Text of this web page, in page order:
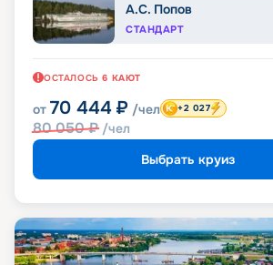
А.С. Попов
СТАНДАРТ
ОСТАЛОСЬ 6 КАЮТ
от 70 444 ₽ /чел
80 050₽ /чел
+2 027
Выбрать круиз